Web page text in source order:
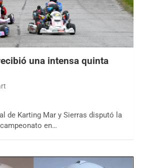
una intensa quinta
de Karting Mar y Sierras disputó la
en…